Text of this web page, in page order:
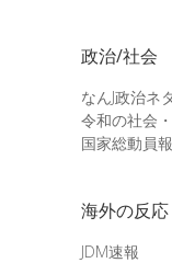
政治/社会
なんJ政治ネ
令和の社会
国家総動員報
海外の反応
JDM速報